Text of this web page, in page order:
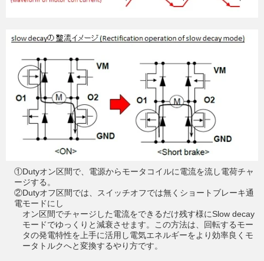
①Dutyオン区間で、電源からモータコイルに電流を流し電荷チャ
ージする。
②Dutyオフ区間では、スイッチオフでは無くショートブレーキ通
電モードにし
オン区間でチャージした電流をできるだけ残す様にSlow decay
モードでゆっくりと減衰させます。この方法は、回転するモー
タの発電特性を上手に活用し電気エネルギーをより効率良くモ
ータトルクへと変換するやり方です。